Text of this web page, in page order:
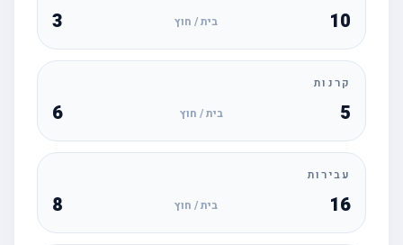
10 בית / חוץ
קרנות
בית / חוץ
עבירות
16 בית / חוץ